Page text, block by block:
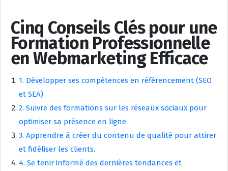
Cinq Conseils Clés pour une
Formation Professionnelle
en Webmarketing Efficace
1. Développer ses compétences en référencement (SEO
et SEA).
2. Suivre des formations sur les réseaux sociaux pour
optimiser sa présence en ligne.
3. Apprendre à créer du contenu de qualité pour attirer
et fidéliser les clients.
4. Se tenir informé des dernières tendances et